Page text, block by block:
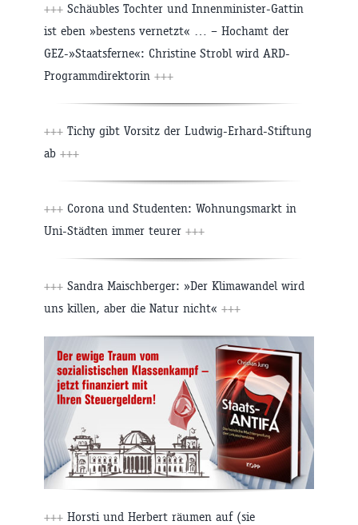
+++ Schäubles Tochter und Innenminister-Gattin
ist eben »bestens vernetzt« … – Hochamt der
GEZ-»Staatsferne«: Christine Strobl wird ARD-
Programmdirektorin +++
+++ Tichy gibt Vorsitz der Ludwig-Erhard-Stiftung
ab +++
+++ Corona und Studenten: Wohnungsmarkt in
Uni-Städten immer teurer +++
+++ Sandra Maischberger: »Der Klimawandel wird
uns killen, aber die Natur nicht« +++
+++ Horsti und Herbert räumen auf (sie